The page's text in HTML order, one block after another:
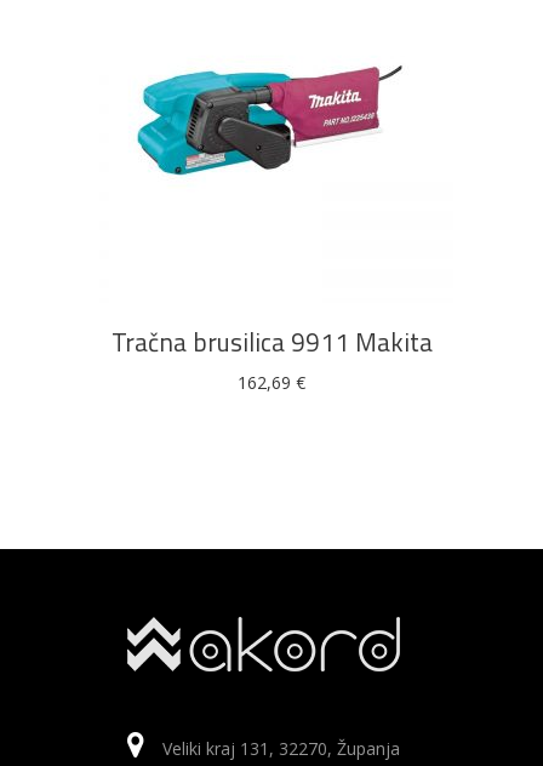
Tračna brusilica 9911 Makita
162,69 €
Veliki kraj 131, 32270, Županja